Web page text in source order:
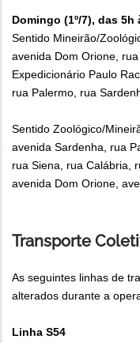
Domingo (1º/7), das 5h
Sentido Mineirão/
avenida Dom Orione,
Expedicionário Paulo
rua Palermo, rua
Sentido Zoológico/
avenida Sardenha, rua
rua Siena, rua Calábria,
avenida Dom Orione,
Transporte
As seguintes linhas de
alterados durante a
Linha S54